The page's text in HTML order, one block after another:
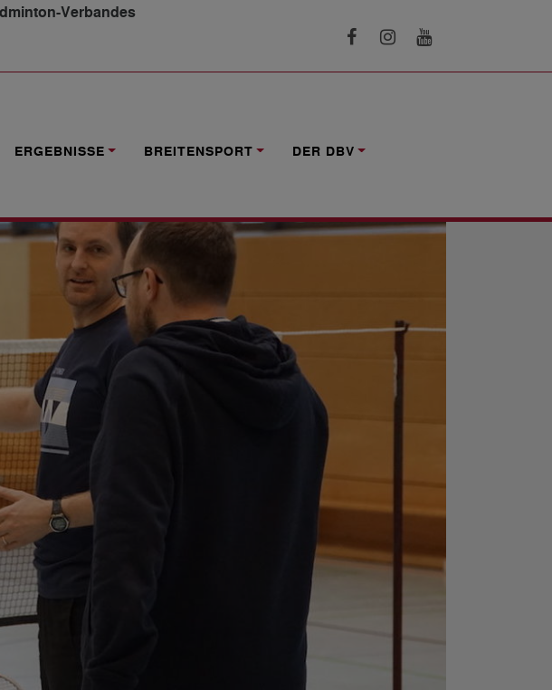
Verbandes
ERGEBNISSE BREITENSPORT DER DBV